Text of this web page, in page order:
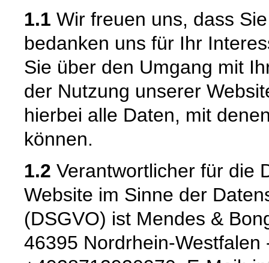
1.1 Wir freuen uns, dass
bedanken uns für Ihr
Sie über den Umgang mit
der Nutzung unserer
hierbei alle Daten, mit
können.
1.2 Verantwortlicher für die
Website im Sinne der
(DSGVO) ist Mendes &
46395 Nordrhein-Westfalen